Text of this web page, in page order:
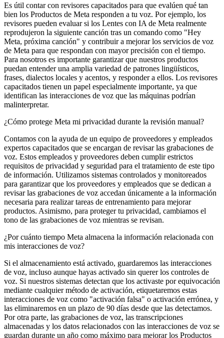
Es útil contar con revisores capacitados para que evalúen qué tan
bien los Productos de Meta responden a tu voz. Por ejemplo, los
revisores pueden evaluar si los Lentes con IA de Meta realmente
reprodujeron la siguiente canción tras un comando como "Hey
Meta, próxima canción" y contribuir a mejorar los servicios de voz
de Meta para que respondan con mayor precisión con el tiempo.
Para nosotros es importante garantizar que nuestros productos
puedan entender una amplia variedad de patrones lingüísticos,
frases, dialectos locales y acentos, y responder a ellos. Los revisores
capacitados tienen un papel especialmente importante, ya que
identifican las interacciones de voz que las máquinas podrían
malinterpretar.
¿Cómo protege Meta mi privacidad durante la revisión manual?
Contamos con la ayuda de un equipo de proveedores y empleados
expertos capacitados que se encargan de revisar las grabaciones de
voz. Estos empleados y proveedores deben cumplir estrictos
requisitos de privacidad y seguridad para el tratamiento de este tipo
de información. Utilizamos sistemas controlados y monitoreados
para garantizar que los proveedores y empleados que se dedican a
revisar las grabaciones de voz accedan únicamente a la información
necesaria para realizar tareas de entrenamiento para mejorar
productos. Asimismo, para proteger tu privacidad, cambiamos el
tono de las grabaciones de voz mientras se revisan.
¿Por cuánto tiempo Meta almacena la información relacionada con
mis interacciones de voz?
Si el almacenamiento está activado, guardaremos las interacciones
de voz, incluso aunque hayas activado sin querer los controles de
voz. Si nuestros sistemas detectan que los activaste por equivocación
mediante cualquier método de activación, etiquetaremos estas
interacciones de voz como "activación falsa" o activación errónea, y
las eliminaremos en un plazo de 90 días desde que las detectamos.
Por otra parte, las grabaciones de voz, las transcripciones
almacenadas y los datos relacionados con las interacciones de voz se
guardan durante un año como máximo para mejorar los Productos